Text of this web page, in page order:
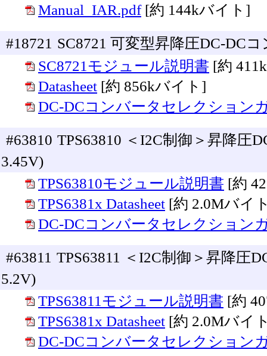
Manual_IAR.pdf [約 144kバイト]
#18721 SC8721 可変型昇降圧DC-DC
SC8721モジュール説明書 [約
Datasheet [約 856kバイト]
DC-DCコンバータセレクション
#63810 TPS63810 ＜I2C制御＞昇降圧
3.45V)
TPS63810モジュール説明書 [約
TPS6381x Datasheet [約 2.0Mバイ
DC-DCコンバータセレクション
#63811 TPS63811 ＜I2C制御＞昇降圧
5.2V)
TPS63811モジュール説明書 [約
TPS6381x Datasheet [約 2.0Mバイ
DC-DCコンバータセレクション